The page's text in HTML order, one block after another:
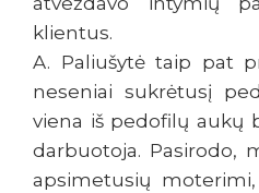
klientus.
A. Paliušytė taip pat
neseniai sukrėtusį
viena iš pedofilų aukų
darbuotoja. Pasirodo,
apsimetusių